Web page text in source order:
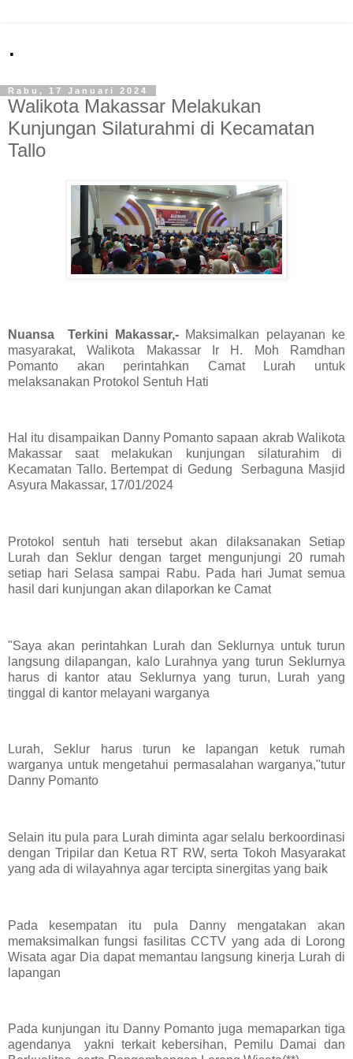
.
Rabu, 17 Januari 2024
Walikota Makassar Melakukan
Kunjungan Silaturahmi di Kecamatan
Tallo
Nuansa Terkini Makassar,- Maksimalkan pelayanan ke
masyarakat, Walikota Makassar Ir H. Moh Ramdhan
Pomanto akan perintahkan Camat Lurah untuk
melaksanakan Protokol Sentuh Hati
Hal itu disampaikan Danny Pomanto sapaan akrab Walikota
Makassar saat melakukan kunjungan silaturahim di
Kecamatan Tallo. Bertempat di Gedung Serbaguna Masjid
Asyura Makassar, 17/01/2024
Protokol sentuh hati tersebut akan dilaksanakan Setiap
Lurah dan Seklur dengan target mengunjungi 20 rumah
setiap hari Selasa sampai Rabu. Pada hari Jumat semua
hasil dari kunjungan akan dilaporkan ke Camat
"Saya akan perintahkan Lurah dan Seklurnya untuk turun
langsung dilapangan, kalo Lurahnya yang turun Seklurnya
harus di kantor atau Seklurnya yang turun, Lurah yang
tinggal di kantor melayani warganya
Lurah, Seklur harus turun ke lapangan ketuk rumah
warganya untuk mengetahui permasalahan warganya,"tutur
Danny Pomanto
Selain itu pula para Lurah diminta agar selalu berkoordinasi
dengan Tripilar dan Ketua RT RW, serta Tokoh Masyarakat
yang ada di wilayahnya agar tercipta sinergitas yang baik
Pada kesempatan itu pula Danny mengatakan akan
memaksimalkan fungsi fasilitas CCTV yang ada di Lorong
Wisata agar Dia dapat memantau langsung kinerja Lurah di
lapangan
Pada kunjungan itu Danny Pomanto juga memaparkan tiga
agendanya yakni terkait kebersihan, Pemilu Damai dan